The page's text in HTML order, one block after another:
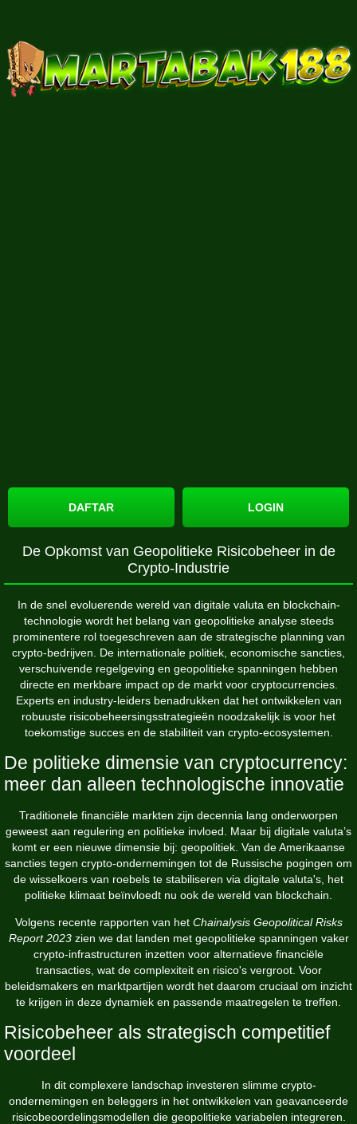
DAFTAR LOGIN
De Opkomst van Geopolitieke Risicobeheer in de
Crypto-Industrie
In de snel evoluerende wereld van digitale valuta en blockchain-
technologie wordt het belang van geopolitieke analyse steeds
prominentere rol toegeschreven aan de strategische planning van
crypto-bedrijven. De internationale politiek, economische sancties,
verschuivende regelgeving en geopolitieke spanningen hebben
directe en merkbare impact op de markt voor cryptocurrencies.
Experts en industry-leiders benadrukken dat het ontwikkelen van
robuuste risicobeheersingsstrategieën noodzakelijk is voor het
toekomstige succes en de stabiliteit van crypto-ecosystemen.
De politieke dimensie van cryptocurrency:
meer dan alleen technologische innovatie
Traditionele financiële markten zijn decennia lang onderworpen
geweest aan regulering en politieke invloed. Maar bij digitale valuta’s
komt er een nieuwe dimensie bij: geopolitiek. Van de Amerikaanse
sancties tegen crypto-ondernemingen tot de Russische pogingen om
de wisselkoers van roebels te stabiliseren via digitale valuta's, het
politieke klimaat beïnvloedt nu ook de wereld van blockchain.
Volgens recente rapporten van het Chainalysis Geopolitical Risks
Report 2023zien we dat landen met geopolitieke spanningen vaker
crypto-infrastructuren inzetten voor alternatieve financiële
transacties, wat de complexiteit en risico's vergroot. Voor
beleidsmakers en marktpartijen wordt het daarom cruciaal om inzicht
te krijgen in deze dynamiek en passende maatregelen te treffen.
Risicobeheer als strategisch competitief
voordeel
In dit complexere landschap investeren slimme crypto-
ondernemingen en beleggers in het ontwikkelen van geavanceerde
risicobeoordelingsmodellen die geopolitieke variabelen integreren.